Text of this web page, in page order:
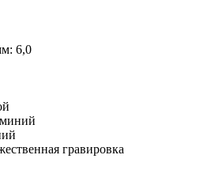
6,0
гравировка